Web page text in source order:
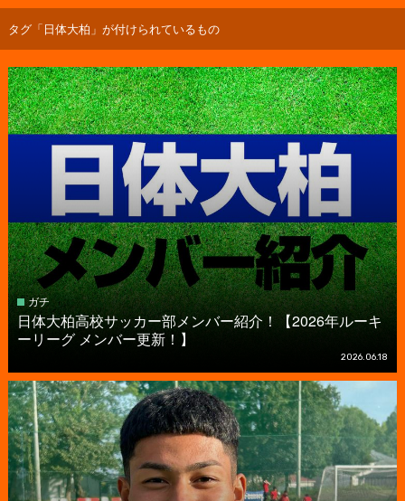
タグ「日体大柏」が付けられているもの
ガチ
日体大柏高校サッカー部メンバー紹介！【2026年ルーキ
ーリーグ メンバー更新！】
2026.06.18